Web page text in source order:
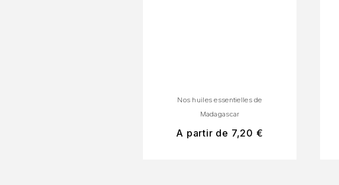
Nos huiles essentielles de
Madagascar
A partir de 7,20 €